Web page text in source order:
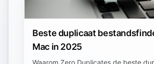
Beste duplicaat
Mac in 2025